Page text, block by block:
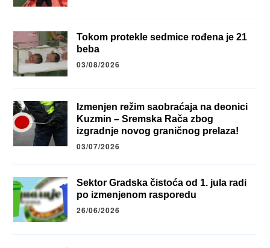
Tokom protekle sedmice rođena je 21
beba
03/08/2026
Izmenjen režim saobraćaja na deonici
Kuzmin – Sremska Rača zbog
izgradnje novog graničnog prelaza!
03/07/2026
Sektor Gradska čistoća od 1. jula radi
po izmenjenom rasporedu
26/06/2026